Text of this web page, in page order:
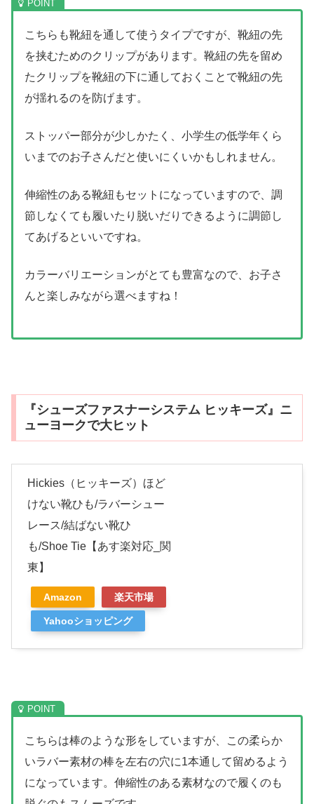
こちらも靴紐を通して使うタイプですが、靴紐の先
を挟むためのクリップがあります。靴紐の先を留め
たクリップを靴紐の下に通しておくことで靴紐の先
が揺れるのを防げます。
ストッパー部分が少しかたく、小学生の低学年くら
いまでのお子さんだと使いにくいかもしれません。
伸縮性のある靴紐もセットになっていますので、調
節しなくても履いたり脱いだりできるように調節し
てあげるといいですね。
カラーバリエーションがとても豊富なので、お子さ
んと楽しみながら選べますね！
『シューズファスナーシステム ヒッキーズ』ニ
ューヨークで大ヒット
Hickies（ヒッキーズ）ほど
けない靴ひも/ラバーシュー
レース/結ばない靴ひ
も/Shoe Tie【あす楽対応_関
東】
Amazon 楽天市場
Yahooショッピング
こちらは棒のような形をしていますが、この柔らか
いラバー素材の棒を左右の穴に1本通して留めるよう
になっています。伸縮性のある素材なので履くのも